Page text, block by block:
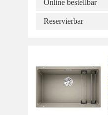
Online bestellbar
Reservierbar